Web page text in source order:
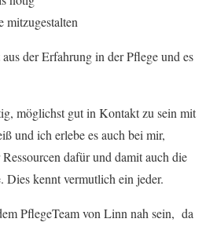
mitzugestal­ten
der Erfahrung in der Pflege und es
möglichst gut in Kon­takt zu sein mit
und ich erlebe es auch bei mir,
dafür und damit auch die
Dies ken­nt ver­mut­lich ein jed­er.
PflegeTeam von Linn nah sein, da